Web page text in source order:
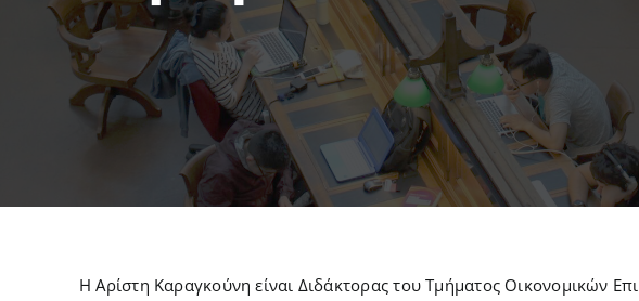
Η Αρίστη Καραγκούνη είναι Διδάκτορας του Τμήματος Οικονομικών